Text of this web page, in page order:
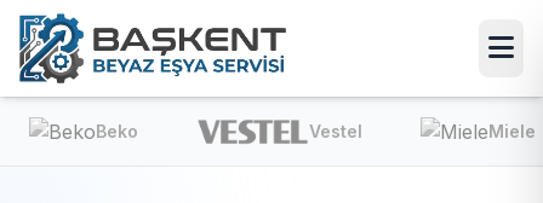
Beko Vestel Miele